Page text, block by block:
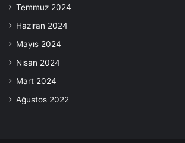
Temmuz 2024
Haziran 2024
Mayıs 2024
Nisan 2024
Mart 2024
Ağustos 2022